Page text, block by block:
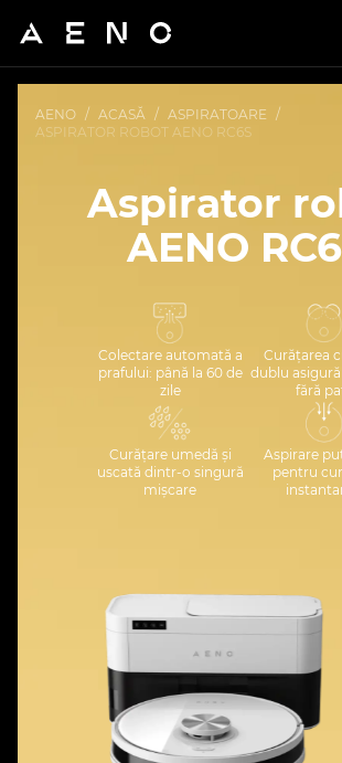
AENO / ACASĂ / ASPIRATOARE /
ASPIRATOR ROBOT AENO RC6S
Aspirator
AENO
Colectare automată a
prafului: până la 60 de
zile
Curățarea
dublu
fără
Curățare umedă și
uscată dintr-o singură
mișcare
Aspirare
pentru